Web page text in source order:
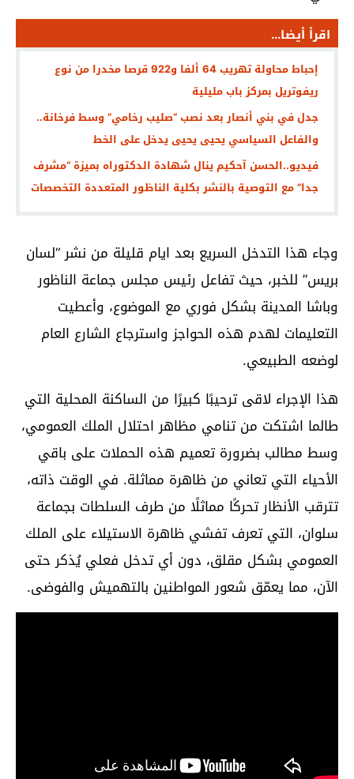
اقرأ أيضا...
إحباط محاولة تهريب 64 ألفا و922 قرصا مخدرا من نوع
ريفوتريل بمركز باب مليلية
جدل في بني أنصار بعد نصب “صليب رخامي” وسط فرخانة..
والفاعل السياسي يحيى يحيى يدخل على الخط
فيديو..الحسن آحكيم ينال شهادة الدكتوراه بميزة “مشرف
جدا” مع التوصية بالنشر بكلية الناظور المتعددة التخصصات
وجاء هذا التدخل السريع بعد ايام قليلة من نشر “لسان
بريس” للخبر، حيث تفاعل رئيس مجلس جماعة الناظور
وباشا المدينة بشكل فوري مع الموضوع، وأعطيت
التعليمات لهدم هذه الحواجز واسترجاع الشارع العام
لوضعه الطبيعي.
هذا الإجراء لاقى ترحيبًا كبيرًا من الساكنة المحلية التي
طالما اشتكت من تنامي مظاهر احتلال الملك العمومي،
وسط مطالب بضرورة تعميم هذه الحملات على باقي
الأحياء التي تعاني من ظاهرة مماثلة. في الوقت ذاته،
تترقب الأنظار تحركًا مماثلًا من طرف السلطات بجماعة
سلوان، التي تعرف تفشي ظاهرة الاستيلاء على الملك
العمومي بشكل مقلق، دون أي تدخل فعلي يُذكر حتى
الآن، مما يعمّق شعور المواطنين بالتهميش والفوضى.